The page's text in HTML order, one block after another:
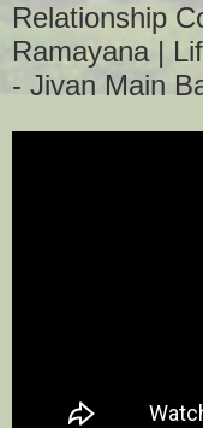
Relationship
Ramayana |
- Jivan Main